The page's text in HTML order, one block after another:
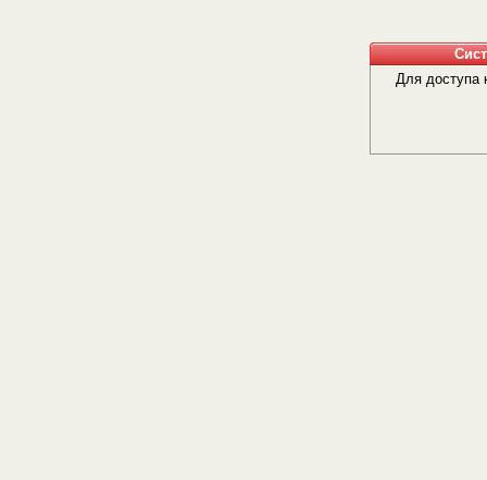
Для доступа